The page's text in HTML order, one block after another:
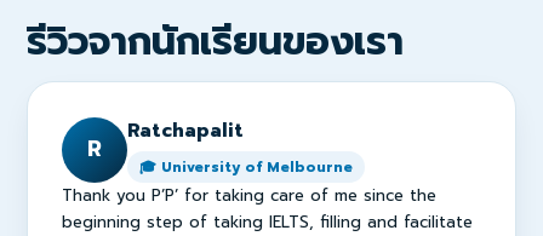
รีวิวจากนักเรียนของเรา
R
Ratchapalit
🎓 University of Melbourne
Thank you P’P’ for taking care of me since the
beginning step of taking IELTS, filling and facilitate